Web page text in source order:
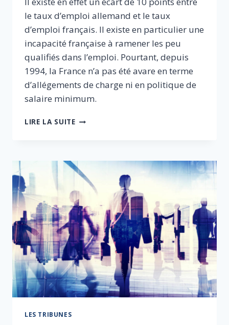
le taux d’emploi allemand et le taux
d’emploi français. Il existe en particulier une
incapacité française à ramener les peu
qualifiés dans l’emploi. Pourtant, depuis
1994, la France n’a pas été avare en terme
d’allégements de charge ni en politique de
salaire minimum.
LIRE LA SUITEPOUR
UNIQUE
LES TRIBUNES